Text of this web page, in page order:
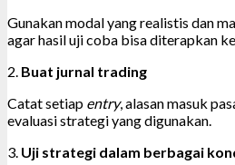
Gunakan modal yang realistis dan
agar hasil uji coba bisa diterapkan
2. Buat jurnal trading
Catat setiap entry, alasan masuk
evaluasi strategi yang digunakan.
3. Uji strategi dalam berbagai